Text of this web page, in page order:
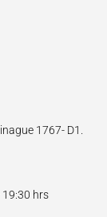
1767- D1.
19:30 hrs